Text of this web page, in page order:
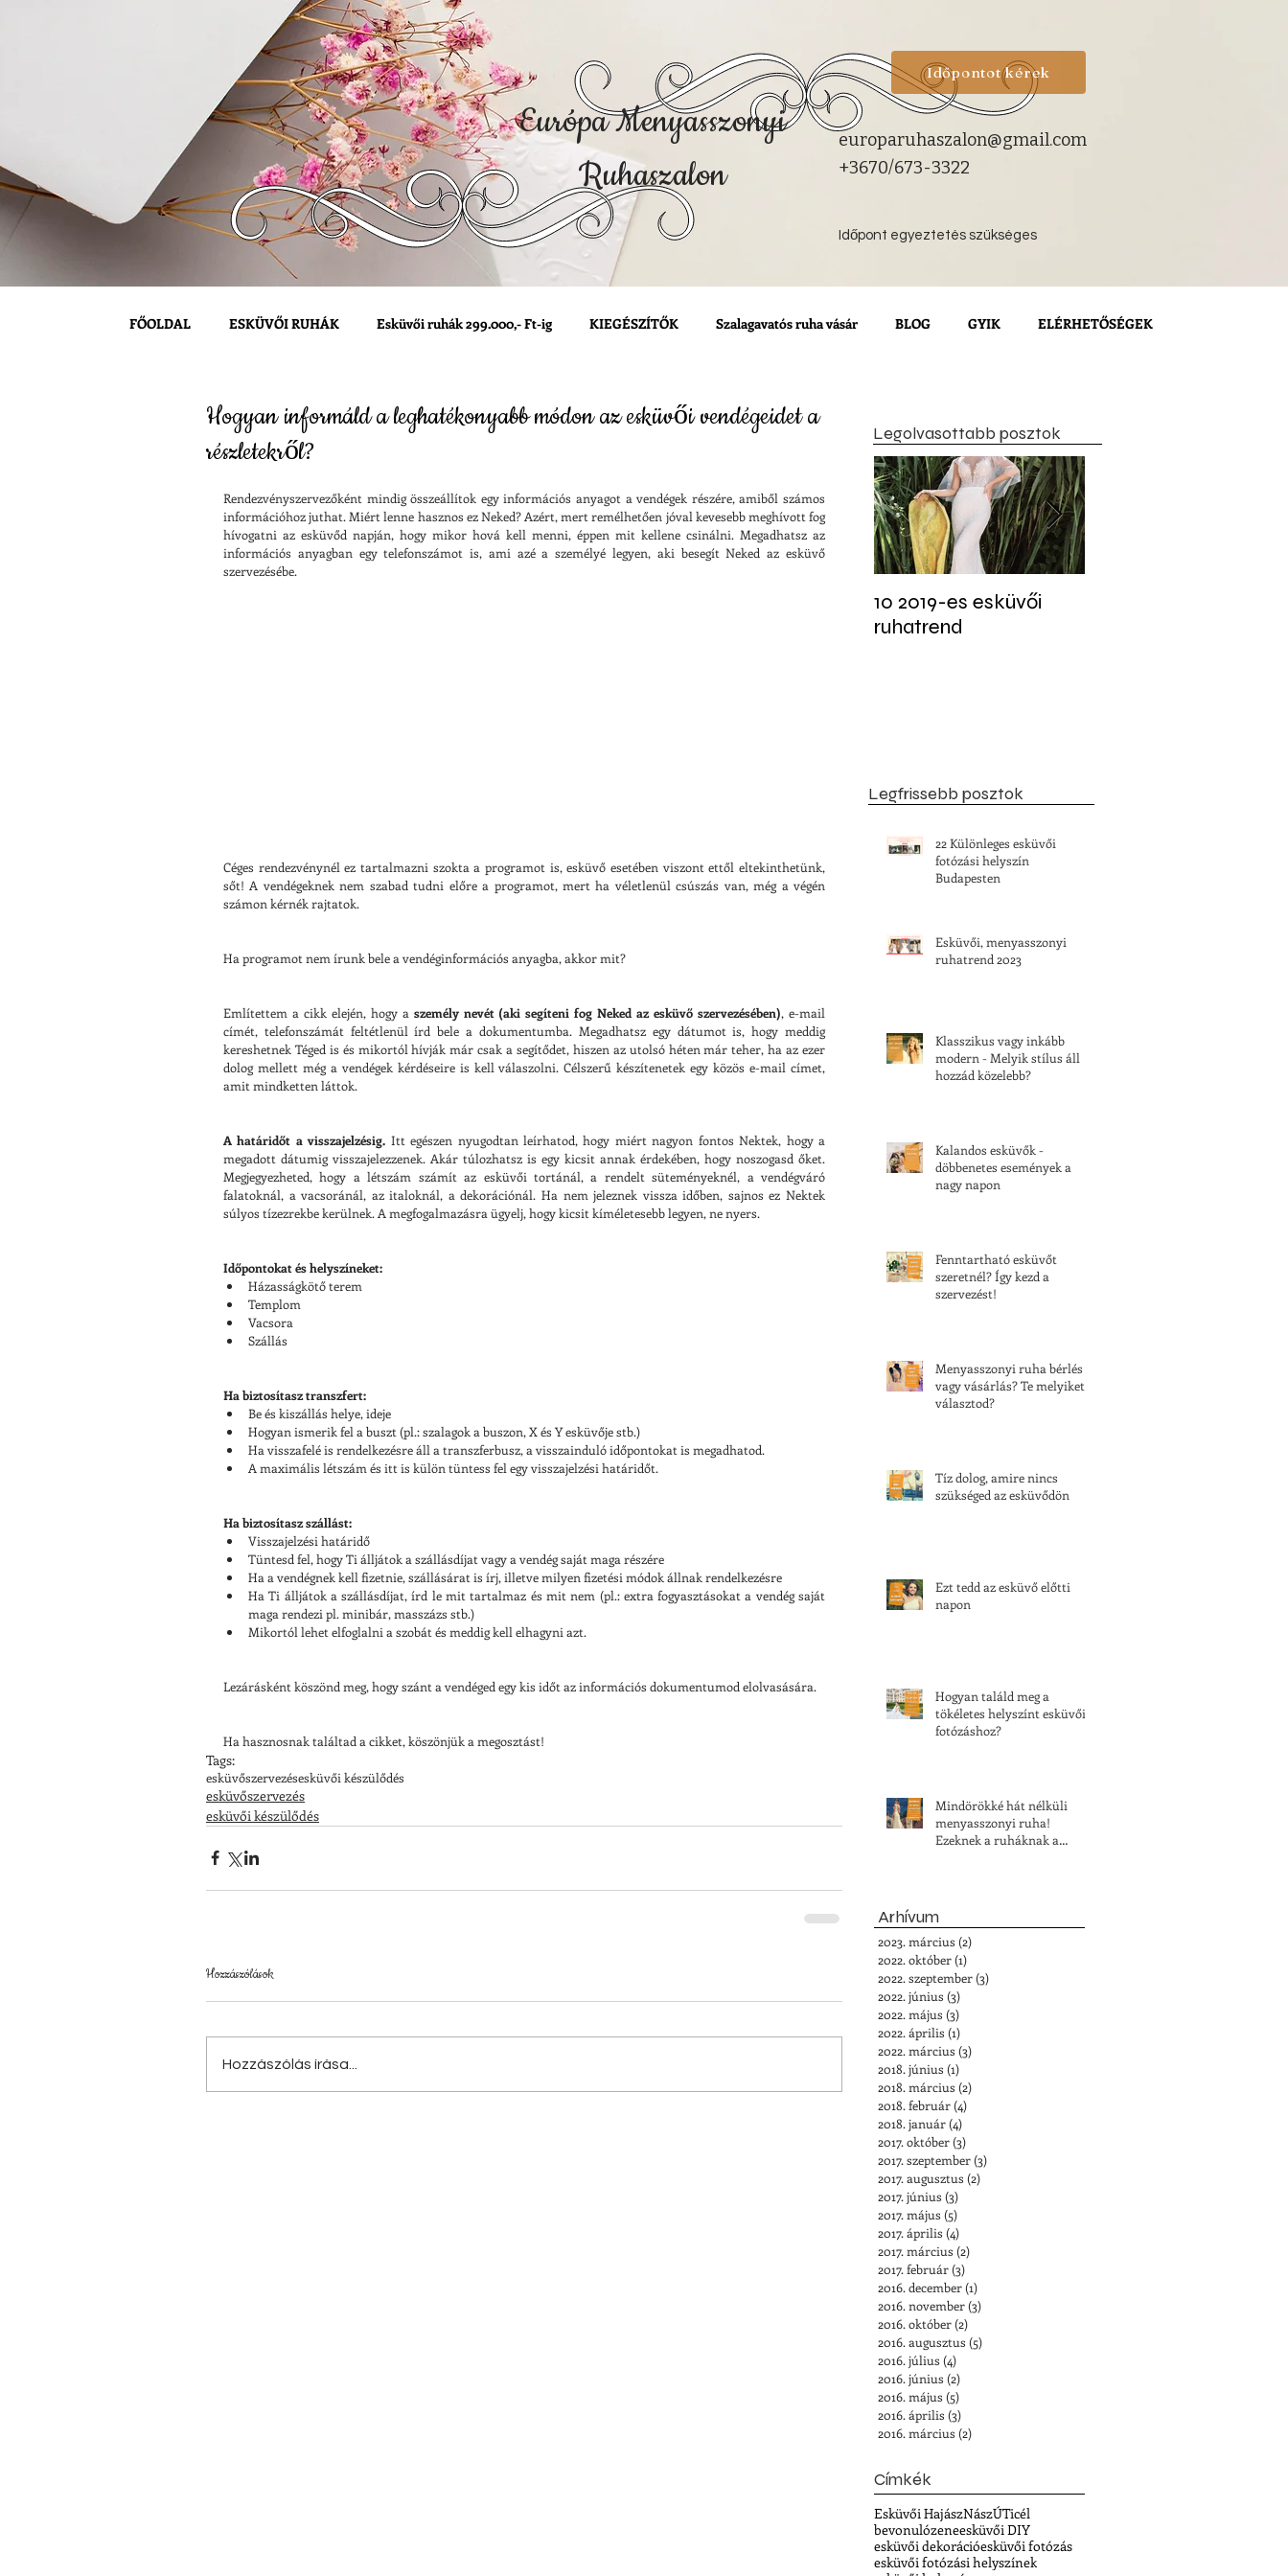
europaruhaszalon@gmail.com
+3670/673-3322
Időpont egyeztetés szükséges
Európa Menyasszonyi
Ruhaszalon
Időpontot kérek
FŐOLDAL ESKÜVŐI RUHÁK Esküvői ruhák 299.000,- Ft-ig KIEGÉSZÍTŐK Szalagavatós ruha vásár BLOG GYIK ELÉRHETŐSÉGEK
Hogyan informáld a leghatékonyabb módon az esküvői vendégeidet a
részletekről?
Rendezvényszervezőként mindig összeállítok egy információs anyagot a vendégek részére, amiből számos
információhoz juthat. Miért lenne hasznos ez Neked? Azért, mert remélhetően jóval kevesebb meghívott fog
hívogatni az esküvőd napján, hogy mikor hová kell menni, éppen mit kellene csinálni. Megadhatsz az
információs anyagban egy telefonszámot is, ami azé a személyé legyen, aki besegít Neked az esküvő
szervezésébe.
Céges rendezvénynél ez tartalmazni szokta a programot is, esküvő esetében viszont ettől eltekinthetünk,
sőt! A vendégeknek nem szabad tudni előre a programot, mert ha véletlenül csúszás van, még a végén
számon kérnék rajtatok.
Ha programot nem írunk bele a vendéginformációs anyagba, akkor mit?
Említettem a cikk elején, hogy a személy nevét (aki segíteni fog Neked az esküvő szervezésében), e-mail
címét, telefonszámát feltétlenül írd bele a dokumentumba. Megadhatsz egy dátumot is, hogy meddig
kereshetnek Téged is és mikortól hívják már csak a segítődet, hiszen az utolsó héten már teher, ha az ezer
dolog mellett még a vendégek kérdéseire is kell válaszolni. Célszerű készítenetek egy közös e-mail címet,
amit mindketten láttok.
A határidőt a visszajelzésig. Itt egészen nyugodtan leírhatod, hogy miért nagyon fontos Nektek, hogy a
megadott dátumig visszajelezzenek. Akár túlozhatsz is egy kicsit annak érdekében, hogy noszogasd őket.
Megjegyezheted, hogy a létszám számít az esküvői tortánál, a rendelt süteményeknél, a vendégváró
falatoknál, a vacsoránál, az italoknál, a dekorációnál. Ha nem jeleznek vissza időben, sajnos ez Nektek
súlyos tízezrekbe kerülnek. A megfogalmazásra ügyelj, hogy kicsit kíméletesebb legyen, ne nyers.
Időpontokat és helyszíneket:
Házasságkötő terem
Templom
Vacsora
Szállás
Ha biztosítasz transzfert:
Be és kiszállás helye, ideje
Hogyan ismerik fel a buszt (pl.: szalagok a buszon, X és Y esküvője stb.)
Ha visszafelé is rendelkezésre áll a transzferbusz, a visszainduló időpontokat is megadhatod.
A maximális létszám és itt is külön tüntess fel egy visszajelzési határidőt.
Ha biztosítasz szállást:
Visszajelzési határidő
Tüntesd fel, hogy Ti álljátok a szállásdíjat vagy a vendég saját maga részére
Ha a vendégnek kell fizetnie, szállásárat is írj, illetve milyen fizetési módok állnak rendelkezésre
Ha Ti álljátok a szállásdíjat, írd le mit tartalmaz és mit nem (pl.: extra fogyasztásokat a vendég saját
maga rendezi pl. minibár, masszázs stb.)
Mikortól lehet elfoglalni a szobát és meddig kell elhagyni azt.
Lezárásként köszönd meg, hogy szánt a vendéged egy kis időt az információs dokumentumod elolvasására.
Ha hasznosnak találtad a cikket, köszönjük a megosztást!
Tags:
esküvőszervezésesküvői készülődés
esküvőszervezés
esküvői készülődés
Hozzászólások
Hozzászólás írása...
Legolvasottabb posztok
10 2019-es esküvői
ruhatrend
Legfrissebb posztok
22 Különleges esküvői
fotózási helyszín
Budapesten
Esküvői, menyasszonyi
ruhatrend 2023
Klasszikus vagy inkább
modern - Melyik stílus áll
hozzád közelebb?
Kalandos esküvők -
döbbenetes események a
nagy napon
Fenntartható esküvőt
szeretnél? Így kezd a
szervezést!
Menyasszonyi ruha bérlés
vagy vásárlás? Te melyiket
választod?
Tíz dolog, amire nincs
szükséged az esküvődön
Ezt tedd az esküvő előtti
napon
Hogyan találd meg a
tökéletes helyszínt esküvői
fotózáshoz?
Mindörökké hát nélküli
menyasszonyi ruha!
Ezeknek a ruháknak a
Arhívum
2023. március (2)
2022. október(1)
2022. szeptember(3)
2022. június (3)
2022. május (3)
2022. április (1)
2022. március (3)
2018. június (1)
2018. március (2)
2018. február(4)
2018. január(4)
2017. október(3)
2017. szeptember(3)
2017. augusztus (2)
2017. június (3)
2017. május (5)
2017. április (4)
2017. március (2)
2017. február(3)
2016. december(1)
2016. november(3)
2016. október(2)
2016. augusztus (5)
2016. július (4)
2016. június (2)
2016. május (5)
2016. április (3)
2016. március (2)
Címkék
Esküvői HajászNászÚTicél
bevonulózeneesküvői DIY
esküvői dekorációesküvői fotózás
esküvői fotózási helyszínek